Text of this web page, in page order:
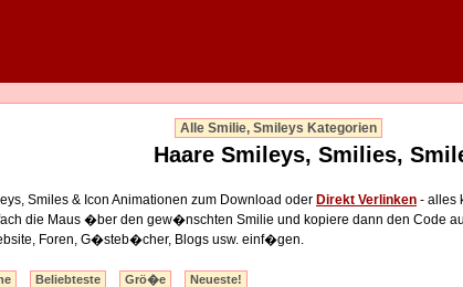
Alle Smilie, Smileys Kategorien
Haare Smileys, Smilies,
Smiles & Icon Animationen zum Download oder Direkt Verlinken - alles
die Maus �ber den gew�nschten Smilie und kopiere dann den Code
Foren, G�steb�cher, Blogs usw. einf�gen.
Beliebteste Grö�e Neueste!